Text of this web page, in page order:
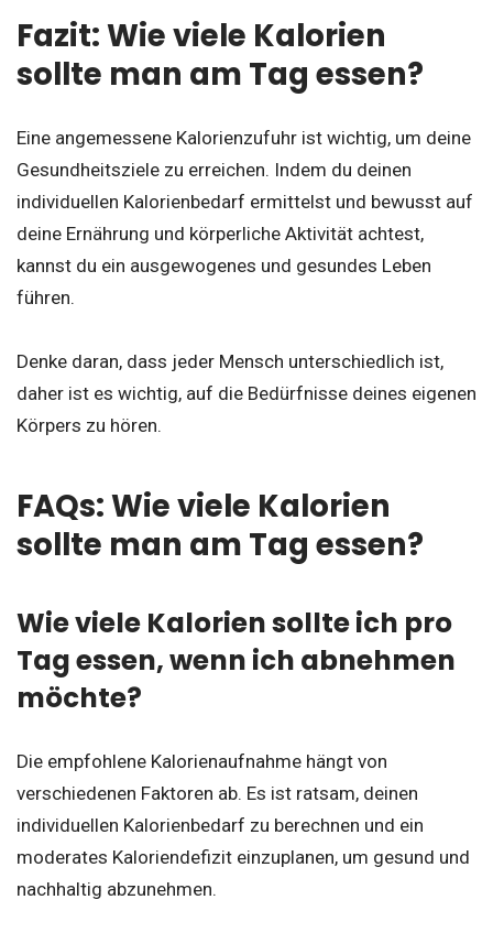
Fazit: Wie viele Kalorien
sollte man am Tag essen?
Eine angemessene Kalorienzufuhr ist wichtig, um deine
Gesundheitsziele zu erreichen. Indem du deinen
individuellen Kalorienbedarf ermittelst und bewusst auf
deine Ernährung und körperliche Aktivität achtest,
kannst du ein ausgewogenes und gesundes Leben
führen.
Denke daran, dass jeder Mensch unterschiedlich ist,
daher ist es wichtig, auf die Bedürfnisse deines eigenen
Körpers zu hören.
FAQs: Wie viele Kalorien
sollte man am Tag essen?
Wie viele Kalorien sollte ich pro
Tag essen, wenn ich abnehmen
möchte?
Die empfohlene Kalorienaufnahme hängt von
verschiedenen Faktoren ab. Es ist ratsam, deinen
individuellen Kalorienbedarf zu berechnen und ein
moderates Kaloriendefizit einzuplanen, um gesund und
nachhaltig abzunehmen.